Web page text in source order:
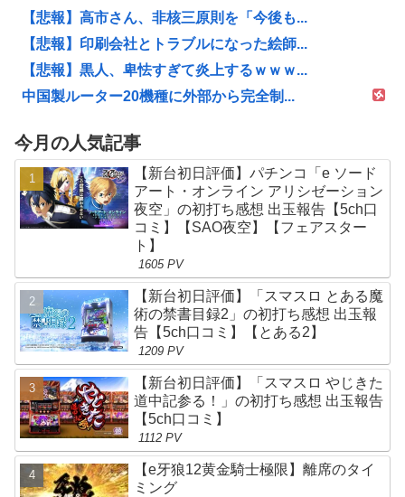
【悲報】高市さん、非核三原則を「今後も...
【悲報】印刷会社とトラブルになった絵師...
【悲報】黒人、卑怯すぎて炎上するｗｗｗ...
中国製ルーター20機種に外部から完全制...
今月の人気記事
【新台初日評価】パチンコ「e ソード
アート・オンライン アリシゼーション
夜空」の初打ち感想 出玉報告【5ch口
コミ】【SAO夜空】【フェアスター
ト】
1605 PV
【新台初日評価】「スマスロ とある魔
術の禁書目録2」の初打ち感想 出玉報
告【5ch口コミ】【とある2】
1209 PV
【新台初日評価】「スマスロ やじきた
道中記参る！」の初打ち感想 出玉報告
【5ch口コミ】
1112 PV
【e牙狼12黄金騎士極限】離席のタイ
ミング